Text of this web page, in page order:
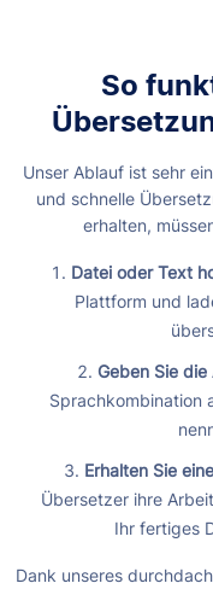
So
Unser Ablauf ist sehr
und schnelle
erhalten,
Datei oder Text
Plattform und
Geben Sie
Sprachkombination
Erhalten Sie
Übersetzer ihre
Ihr fertiges
Dank unseres